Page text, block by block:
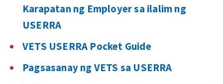
Karapatan ng Employer sa ilalim ng
USERRA
VETS USERRA Pocket Guide
Pagsasanay ng VETS sa USERRA